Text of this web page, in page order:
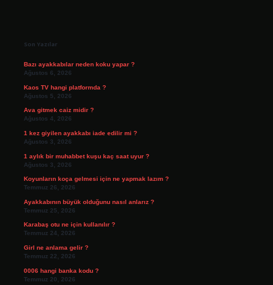
Son Yazılar
Bazı ayakkabılar neden koku yapar ?
Ağustos 6, 2026
Kaos TV hangi platformda ?
Ağustos 5, 2026
Ava gitmek caiz midir ?
Ağustos 4, 2026
1 kez giyilen ayakkabı iade edilir mi ?
Ağustos 3, 2026
1 aylık bir muhabbet kuşu kaç saat uyur ?
Ağustos 3, 2026
Koyunların koça gelmesi için ne yapmak lazım ?
Temmuz 26, 2026
Ayakkabının büyük olduğunu nasıl anlarız ?
Temmuz 25, 2026
Karabaş otu ne için kullanılır ?
Temmuz 24, 2026
Girl ne anlama gelir ?
Temmuz 22, 2026
0006 hangi banka kodu ?
Temmuz 20, 2026